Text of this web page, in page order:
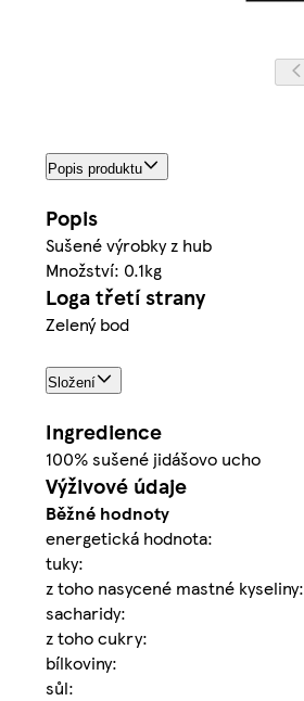
Popis produktu
Popis
Sušené výrobky z hub
Množství: 0.1kg
Loga třetí strany
Zelený bod
Složení
Ingredience
100% sušené jidášovo ucho
Výživové údaje
Běžné hodnoty
energetická hodnota:
tuky:
z toho nasycené mastné kyseliny:
sacharidy:
z toho cukry:
bílkoviny:
sůl: